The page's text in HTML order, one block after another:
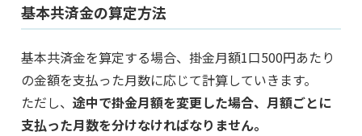
基本共済金の算定方法
基本共済金を算定する場合、掛金月額1口500円あたり
の金額を支払った月数に応じて計算していきます。
ただし、 途中で掛金月額を変更した場合、月額ごとに
支払った月数を分けなければなりません。